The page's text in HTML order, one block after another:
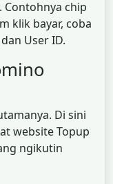
chip
klik bayar, coba
User ID.
Di sini
website Topup
ngikutin